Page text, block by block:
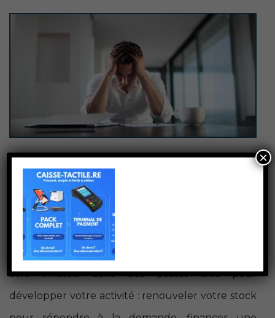
En optant pour l’achat d’une caisse tactile, vous
immobilisez une part importante de votre
trésorerie dans un seul équipement. Cette
somme, si elle était préservée, pourrait pourtant
être investie dans des postes clés pour
développer votre activité : renouveler votre stock
×